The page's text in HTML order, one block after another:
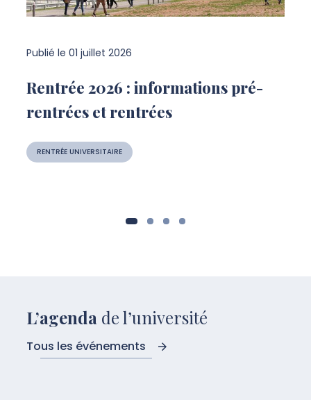
Publié le 01 juillet 2026
Rentrée 2026 : informations pré-
rentrées et rentrées
RENTRÉE UNIVERSITAIRE
L’agenda de l’université
Tous les événements